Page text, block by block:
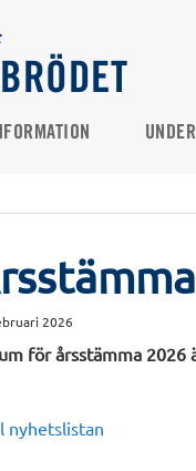
2026
för årsstämma 2026
nyhetslistan